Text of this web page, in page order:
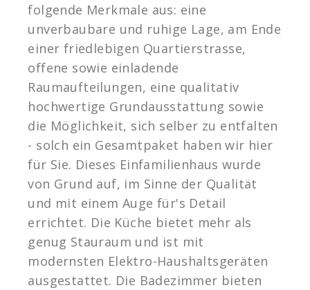
folgende Merkmale aus: eine
unverbaubare und ruhige Lage, am Ende
einer friedlebigen Quartierstrasse,
offene sowie einladende
Raumaufteilungen, eine qualitativ
hochwertige Grundausstattung sowie
die Möglichkeit, sich selber zu entfalten
- solch ein Gesamtpaket haben wir hier
für Sie. Dieses Einfamilienhaus wurde
von Grund auf, im Sinne der Qualität
und mit einem Auge für's Detail
errichtet. Die Küche bietet mehr als
genug Stauraum und ist mit
modernsten Elektro-Haushaltsgeräten
ausgestattet. Die Badezimmer bieten